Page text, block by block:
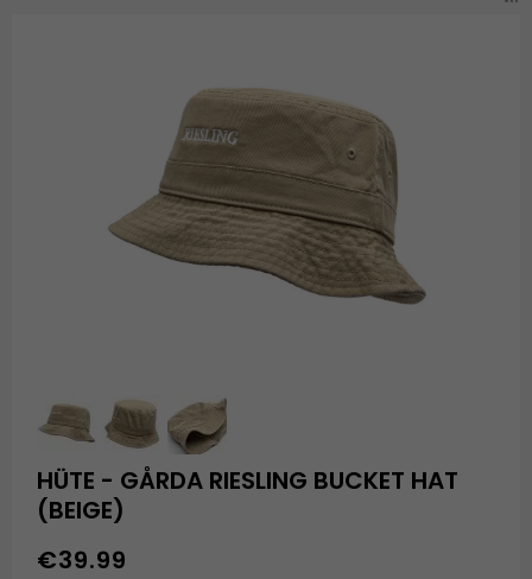
HÜTE - GÅRDA RIESLING BUCKET HAT
(BEIGE)
€39.99